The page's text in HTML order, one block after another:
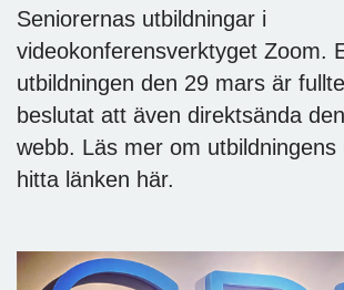
Seniorernas utbildningar i
videokonferensverktyget Zoom.
utbildningen den 29 mars är
beslutat att även direktsända
webb. Läs mer om utbildningens
hitta länken här.